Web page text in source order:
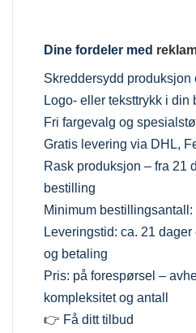
Dine fordeler med
Skreddersydd produksjon
Logo- eller teksttrykk i din
Fri fargevalg og
Gratis levering via DHL,
Rask produksjon – fra 21
bestilling
Minimum bestillingsantall:
Leveringstid: ca. 21
og betaling
Pris: på forespørsel –
kompleksitet og antall
👉 Få ditt tilbud